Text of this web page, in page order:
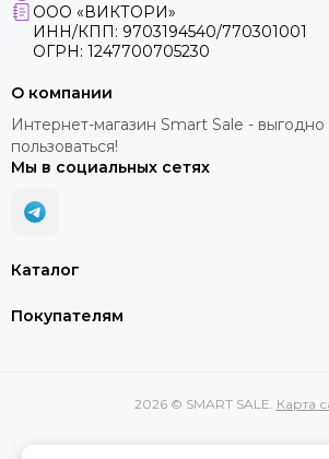
ООО «ВИКТОРИ»
ИНН/КПП: 9703194540/770301001
ОГРН: 1247700705230
Каталог
Покупателям
О компании
Интернет-магазин Smart Sale - выгодно
пользоваться!
Мы в социальных сетях
2026 © SMART SALE. Карта